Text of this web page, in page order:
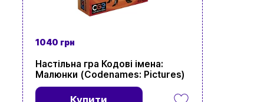
1040 грн
Настільна гра Кодові імена:
Малюнки (Codenames: Pictures)